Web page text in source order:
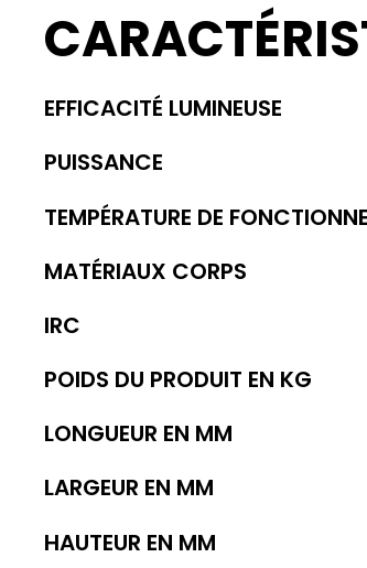
EFFICACITÉ LUMINEUSE
PUISSANCE
TEMPÉRATURE DE
MATÉRIAUX CORPS
IRC
POIDS DU PRODUIT EN KG
LONGUEUR EN MM
LARGEUR EN MM
HAUTEUR EN MM